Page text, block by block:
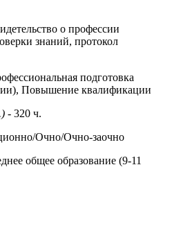
о профессии
знаний, протокол
подготовка
Повышение квалификации
- 320 ч.
Очно/Очно-заочно
общее образование (9-11